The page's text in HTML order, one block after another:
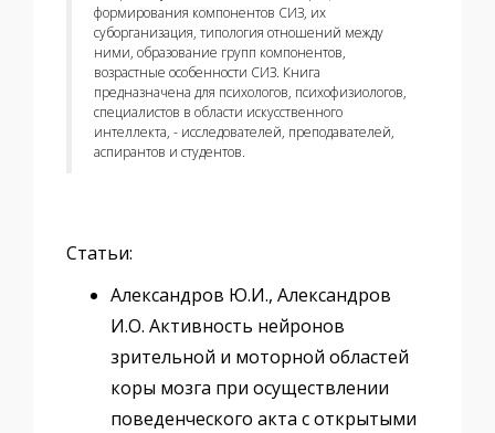
формирования компонентов СИЗ, их
суборганизация, типология отношений между
ними, образование групп компонентов,
возрастные особенности СИЗ. Книга
предназначена для психологов, психофизиологов,
специалистов в области искусственного
интеллекта, - исследователей, преподавателей,
аспирантов и студентов.
Статьи:
Александров Ю.И., Александров
И.О. Активность нейронов
зрительной и моторной областей
коры мозга при осуществлении
поведенческого акта с открытыми